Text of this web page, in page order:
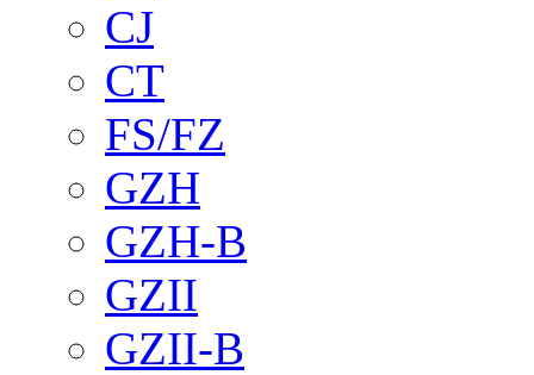
CJ
CT
FS/FZ
GZH
GZH-B
GZII
GZII-B